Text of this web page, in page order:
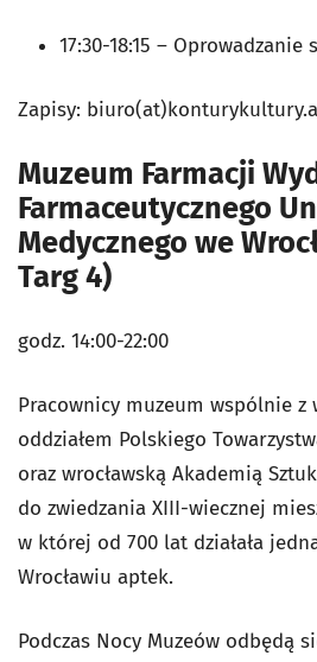
17:30-18:15 – Oprowadzanie
Zapisy:
Muzeum Farmacji
Farmaceutycznego
Medycznego we
Targ 4)
godz. 14:00-22:00
Pracownicy muzeum wspólnie z
oddziałem Polskiego
oraz wrocławską Akademią
do zwiedzania XIII-wiecznej
w której od 700 lat działała
Wrocławiu aptek.
Podczas Nocy Muzeów odbędą